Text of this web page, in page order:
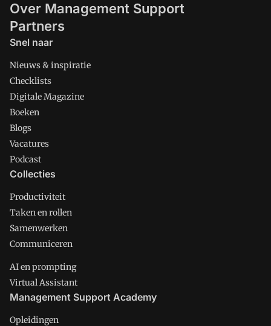
Over Management Support
Partners
Snel naar
Nieuws & inspiratie
Checklists
Digitale Magazine
Boeken
Blogs
Vacatures
Podcast
Collecties
Productiviteit
Taken en rollen
Samenwerken
Communiceren
AI en prompting
Virtual Assistant
Management Support Academy
Opleidingen